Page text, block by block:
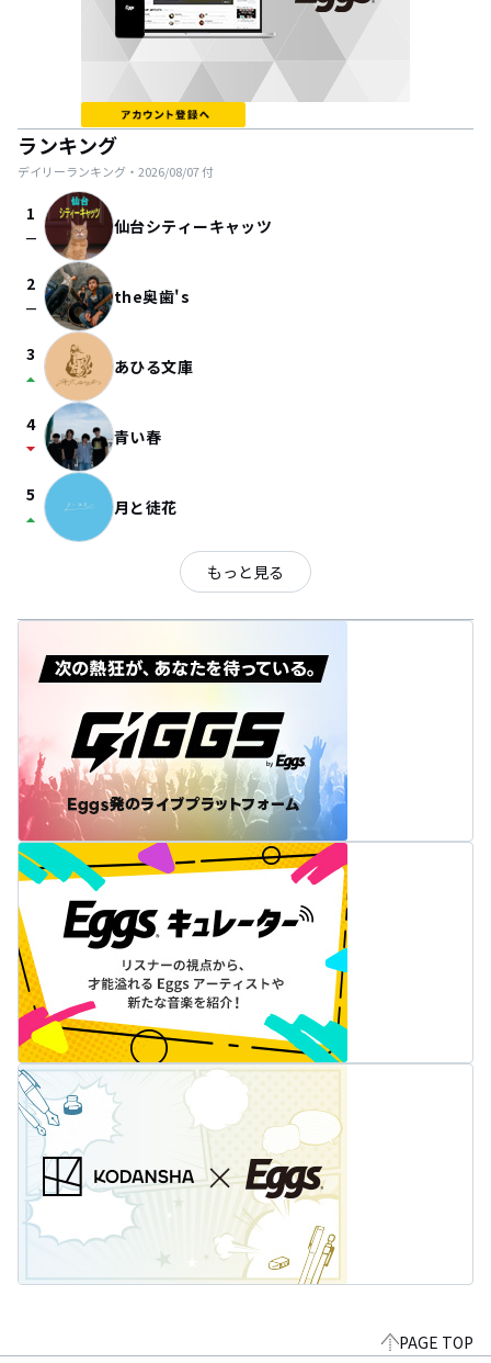
ランキング
デイリーランキング・ 2026/08/07付
1
check_indeterminate_small 仙台シティーキャッツ
2
check_indeterminate_small the奥歯's
3
arrow_drop_up あひる文庫
4
arrow_drop_down 青い春
5
arrow_drop_up 月と徒花
もっと見る
PAGE TOP